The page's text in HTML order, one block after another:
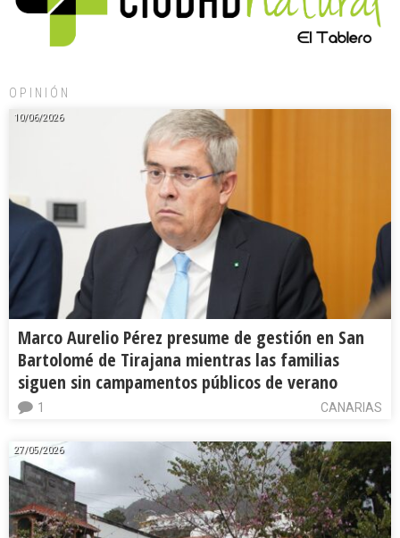
OPINIÓN
10/06/2026
Marco Aurelio Pérez presume de gestión en San
Bartolomé de Tirajana mientras las familias
siguen sin campamentos públicos de verano
CANARIAS
1
27/05/2026